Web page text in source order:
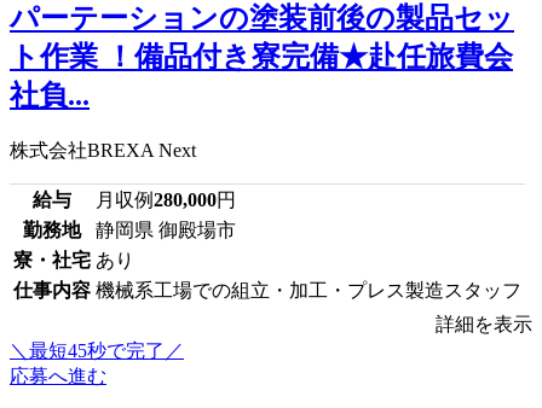
パーテーションの塗装前後の製品セッ
ト作業 ！備品付き寮完備★赴任旅費会
社負...
株式会社BREXA Next
給与 月収例280,000円
勤務地
静岡県 御殿場市
寮・社宅 あり
仕事内容 機械系工場での組立・加工・プレス製造スタッフ
詳細を表示
＼最短45秒で完了／
応募へ進む